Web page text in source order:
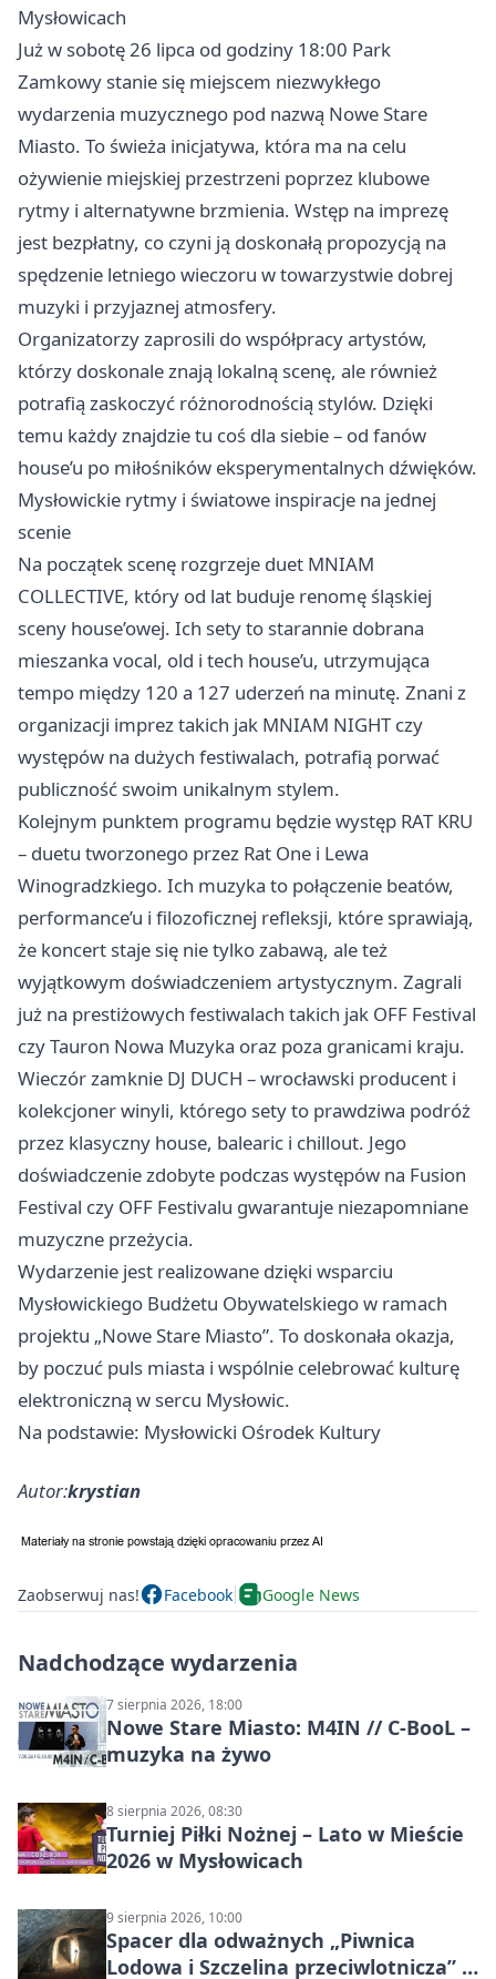
Mysłowicach
Już w sobotę 26 lipca od godziny 18:00 Park
Zamkowy stanie się miejscem niezwykłego
wydarzenia muzycznego pod nazwą Nowe Stare
Miasto. To świeża inicjatywa, która ma na celu
ożywienie miejskiej przestrzeni poprzez klubowe
rytmy i alternatywne brzmienia. Wstęp na imprezę
jest bezpłatny, co czyni ją doskonałą propozycją na
spędzenie letniego wieczoru w towarzystwie dobrej
muzyki i przyjaznej atmosfery.
Organizatorzy zaprosili do współpracy artystów,
którzy doskonale znają lokalną scenę, ale również
potrafią zaskoczyć różnorodnością stylów. Dzięki
temu każdy znajdzie tu coś dla siebie – od fanów
house’u po miłośników eksperymentalnych dźwięków.
Mysłowickie rytmy i światowe inspiracje na jednej
scenie
Na początek scenę rozgrzeje duet MNIAM
COLLECTIVE, który od lat buduje renomę śląskiej
sceny house’owej. Ich sety to starannie dobrana
mieszanka vocal, old i tech house’u, utrzymująca
tempo między 120 a 127 uderzeń na minutę. Znani z
organizacji imprez takich jak MNIAM NIGHT czy
występów na dużych festiwalach, potrafią porwać
publiczność swoim unikalnym stylem.
Kolejnym punktem programu będzie występ RAT KRU
– duetu tworzonego przez Rat One i Lewa
Winogradzkiego. Ich muzyka to połączenie beatów,
performance’u i filozoficznej refleksji, które sprawiają,
że koncert staje się nie tylko zabawą, ale też
wyjątkowym doświadczeniem artystycznym. Zagrali
już na prestiżowych festiwalach takich jak OFF Festival
czy Tauron Nowa Muzyka oraz poza granicami kraju.
Wieczór zamknie DJ DUCH – wrocławski producent i
kolekcjoner winyli, którego sety to prawdziwa podróż
przez klasyczny house, balearic i chillout. Jego
doświadczenie zdobyte podczas występów na Fusion
Festival czy OFF Festivalu gwarantuje niezapomniane
muzyczne przeżycia.
Wydarzenie jest realizowane dzięki wsparciu
Mysłowickiego Budżetu Obywatelskiego w ramach
projektu „Nowe Stare Miasto”. To doskonała okazja,
by poczuć puls miasta i wspólnie celebrować kulturę
elektroniczną w sercu Mysłowic.
Na podstawie: Mysłowicki Ośrodek Kultury
Autor:krystian
Zaobserwuj nas! Facebook Google News
Nadchodzące wydarzenia
7 sierpnia 2026, 18:00
Nowe Stare Miasto: M4IN // C-BooL –
muzyka na żywo
8 sierpnia 2026, 08:30
Turniej Piłki Nożnej – Lato w Mieście
2026 w Mysłowicach
9 sierpnia 2026, 10:00
Spacer dla odważnych „Piwnica
Lodowa i Szczelina przeciwlotnicza” –